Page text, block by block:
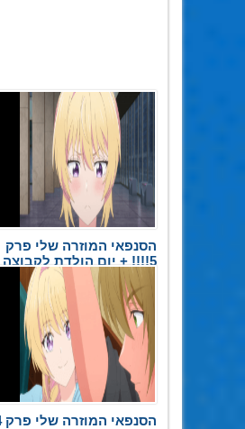
הסנפאי המוזרה שלי פרק
5!!!! + יום הולדת לקבוצה
20 במאי 2026
הסנפאי המוזרה שלי פרק 4